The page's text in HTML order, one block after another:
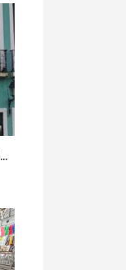
Cenário de clipe icônico de Michael Jackson, casarão azul no centro do Pelourinho enfrenta ordem de desocupação